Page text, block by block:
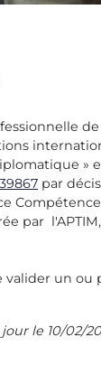
»
par
par
valider un ou
le 10/02/